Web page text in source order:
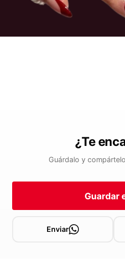
¿Te
Guárdalo y
Guardar
Enviar